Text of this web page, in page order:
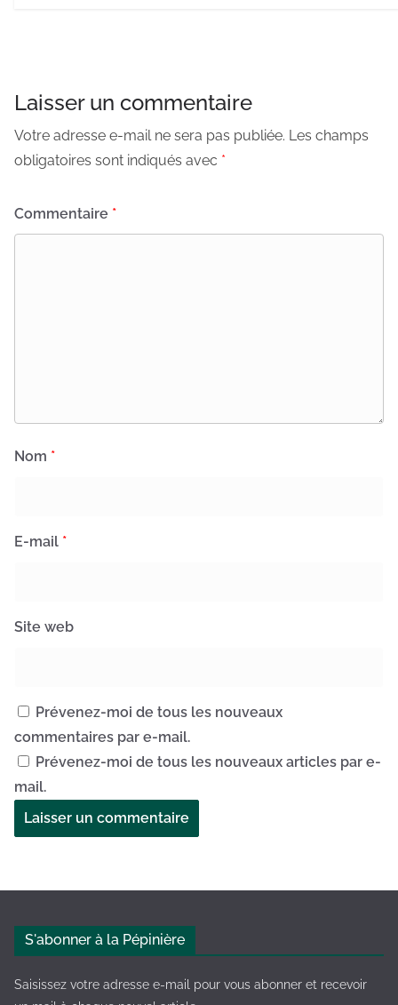
Laisser un commentaire
Votre adresse e-mail ne sera pas publiée. Les champs
obligatoires sont indiqués avec *
Commentaire *
Nom *
E-mail *
Site web
Prévenez-moi de tous les nouveaux
commentaires par e-mail.
Prévenez-moi de tous les nouveaux articles par e-
mail.
e
S'abonner à la Pépinière
Saisissez votre adresse e-mail pour vous abonner et recevoir